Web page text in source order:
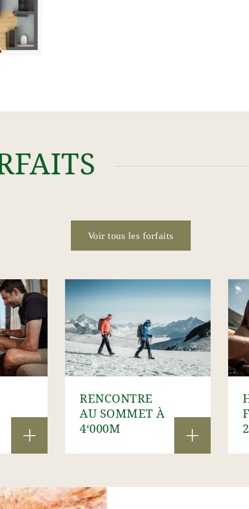
Voir tous les forfaits
RENCONTRE
AU SOMMET À
4‘000M